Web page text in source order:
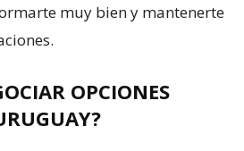
muy bien y mantenerte
OPCIONES